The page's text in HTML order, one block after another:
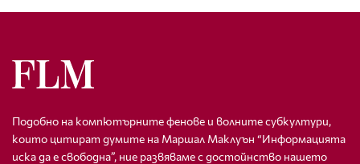
Подобно на компютърните фенове и волните субкултури,
които цитират думите на Маршал Маклуън “Информацията
иска да е свободна”, ние развяваме с достойнство нашето